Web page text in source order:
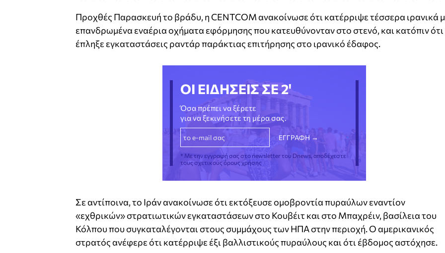
Προχθές Παρασκευή το βράδυ, η CENTCOM ανακοίνωσε ότι κατέρριψε τέσσερα ιρανικά
επανδρωμένα εναέρια οχήματα εφόρμησης που κατευθύνονταν στο στενό, και κατόπιν ότι
έπληξε εγκαταστάσεις ραντάρ παράκτιας επιτήρησης στο ιρανικό έδαφος.
ΟΙ ΕΙΔΗΣΕΙΣ ΣΕ 2'
Όσα πρέπει να ξέρετε
για να ξεκινήσετε τη μέρα σας.
* Με την εγγραφή σας στο newsletter του Dnews, αποδέχεστε
τους σχετικούς όρους χρήσης
Σε αντίποινα, το Ιράν ανακοίνωσε ότι εκτόξευσε ομοβροντία πυραύλων εναντίον
«εχθρικών» στρατιωτικών εγκαταστάσεων στο Κουβέιτ και στο Μπαχρέιν, βασίλεια του
Κόλπου που συγκαταλέγονται στους συμμάχους των ΗΠΑ στην περιοχή. Ο αμερικανικός
στρατός ανέφερε ότι κατέρριψε έξι βαλλιστικούς πυραύλους και ότι έβδομος αστόχησε.